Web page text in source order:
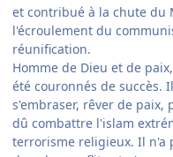
et contribué à la chute du
l'écroulement du
réunification.
Homme de Dieu et de
été couronnés de succès.
s'embraser, rêver de paix,
dû combattre l'islam
terrorisme religieux. Il n'a